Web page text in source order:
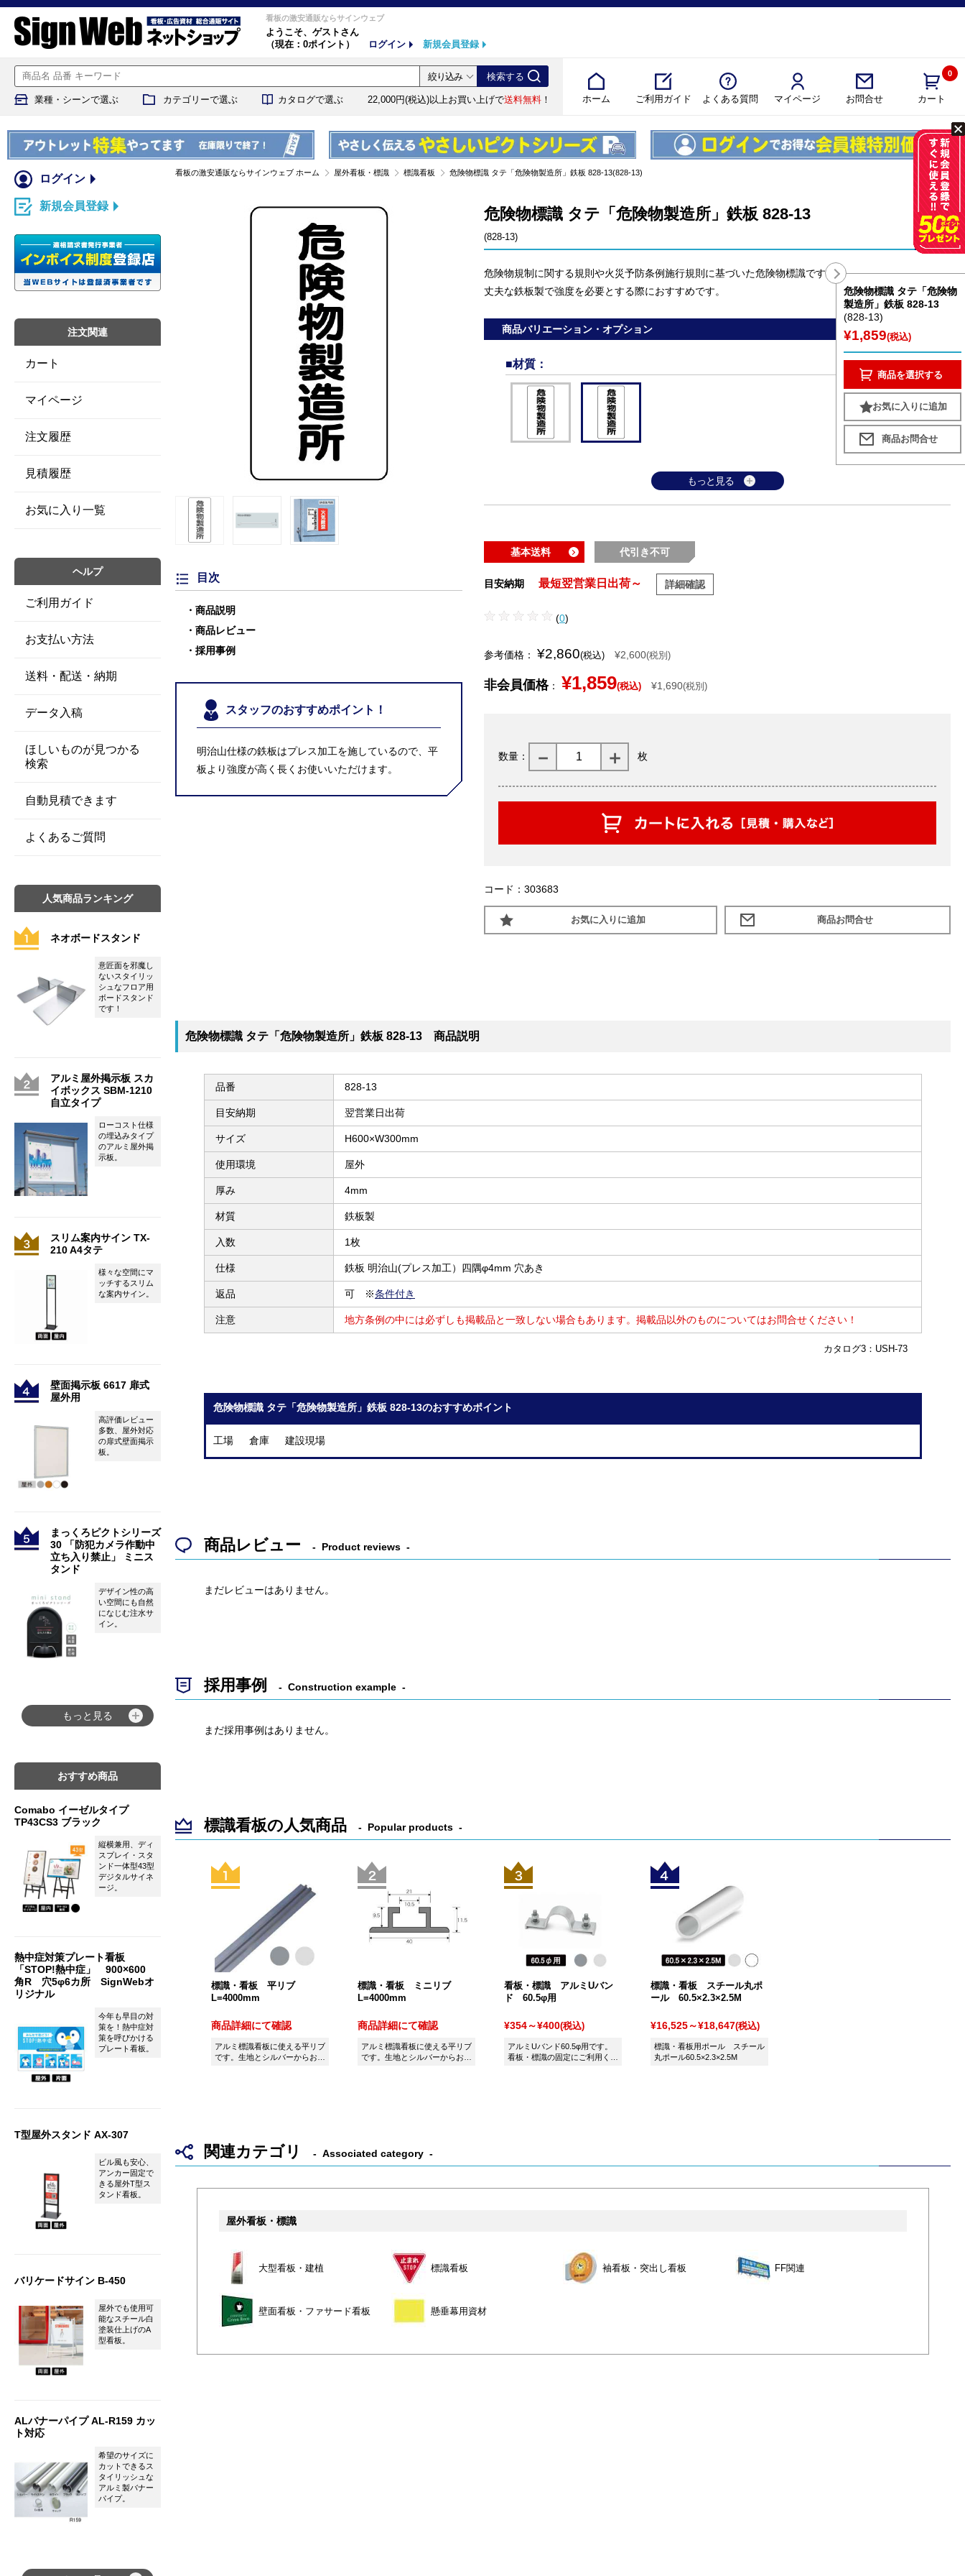
看板の激安通販ならサインウェブ
ようこそ、 ゲストさん
（現在：0ポイント）
ログイン 新規会員登録
ホーム ご利用ガイド よくある質問 マイページ お問合せ カート
0
業種・シーンで選ぶ カテゴリーで選ぶ カタログで選ぶ 22,000円(税込)以上お買い上げで送料無料 ！
看板の激安通販ならサインウェブ ホーム 屋外看板・標識 標識看板 危険物標識 タテ「危険物製造所」鉄板 828-13(828-13)
目次
商品説明
商品レビュー
採用事例
スタッフのおすすめポイント！
明治山仕様の鉄板はプレス加工を施しているので、平
板より強度が高く長くお使いいただけます。
危険物標識 タテ「危険物製造所」鉄板 828-13
(828-13)
危険物規制に関する規則や火災予防条例施行規則に基づいた危険物標識です。
丈夫な鉄板製で強度を必要とする際におすすめです。
商品バリエーション・オプション
■材質 ：
もっと見る
基本送料 代引き不可
目安納期 最短翌営業日出荷～ 詳細確認
(0)
参考価格： ¥2,860(税込) ¥2,600(税別)
非会員価格： ¥1,859(税込) ¥1,690(税別)
数量： 枚
コード：303683
お気に入りに追加
危険物標識 タテ「危険物製造所」鉄板 828-13 商品説明
品番 828-13
目安納期 翌営業日出荷
サイズ H600×W300mm
使用環境 屋外
厚み 4mm
材質 鉄板製
入数 1枚
仕様 鉄板 明治山(プレス加工）四隅φ4mm 穴あき
返品 可 ※条件付き
注意 地方条例の中には必ずしも掲載品と一致しない場合もあります。掲載品以外のものについてはお問合せください！
カタログ3：USH-73
危険物標識 タテ「危険物製造所」鉄板 828-13のおすすめポイント
工場 倉庫 建設現場
危険物標識 タテ「危険物
製造所」鉄板 828-13
(828-13)
¥1,859(税込)
商品を選択する
お気に入りに追加
商品レビュー Product reviews
まだレビューはありません。
採用事例 Construction example
まだ採用事例はありません。
標識看板の人気商品 Popular products
標識・看板 平リブ
L=4000mm
商品詳細にて確認
アルミ標識看板に使える平リブ
です。生地とシルバーからお選
標識・看板 ミニリブ
L=4000mm
商品詳細にて確認
アルミ標識看板に使える平リブ
です。生地とシルバーからお選
看板・標識 アルミUバン
ド 60.5φ用
¥354～¥400(税込)
アルミUバンド60.5φ用です。
看板・標識の固定にご利用くだ
標識・看板 スチール丸ポ
ール 60.5×2.3×2.5M
¥16,525～¥18,647(税込)
標識・看板用ポール スチール
丸ポール60.5×2.3×2.5M
関連カテゴリ Associated category
屋外看板・標識
大型看板・建植 標識看板 袖看板・突出し看板 FF関連
壁面看板・ファサード看板 懸垂幕用資材
ログイン
新規会員登録
注文関連
カート
マイページ
注文履歴
見積履歴
お気に入り一覧
ヘルプ
ご利用ガイド
お支払い方法
送料・配送・納期
データ入稿
ほしいものが見つかる
検索
自動見積できます
よくあるご質問
人気商品ランキング
ネオボードスタンド
意匠面を邪魔し
ないスタイリッ
シュなフロア用
ボードスタンド
です！
アルミ屋外掲示板 スカ
イボックス SBM-1210
自立タイプ
ローコスト仕様
の埋込みタイプ
のアルミ屋外掲
示板。
スリム案内サイン TX-
210 A4タテ
様々な空間にマ
ッチするスリム
な案内サイン。
壁面掲示板 6617 扉式
屋外用
高評価レビュー
多数、屋外対応
の扉式壁面掲示
板。
まっくろピクトシリーズ
30 「防犯カメラ作動中
立ち入り禁止」 ミニス
タンド
デザイン性の高
い空間にも自然
になじむ注水サ
イン。
もっと見る
おすすめ商品
Comabo イーゼルタイプ
TP43CS3 ブラック
縦横兼用、ディ
スプレイ・スタ
ンド一体型43型
デジタルサイネ
ージ。
熱中症対策プレート看板
「STOP!熱中症」 900×600
角R 穴5φ6カ所 SignWebオ
リジナル
今年も早目の対
策を！熱中症対
策を呼びかける
プレート看板。
T型屋外スタンド AX-307
ビル風も安心、
アンカー固定で
きる屋外T型ス
タンド看板。
バリケードサイン B-450
屋外でも使用可
能なスチール白
塗装仕上げのA
型看板。
ALバナーパイプ AL-R159 カッ
ト対応
希望のサイズに
カットできるス
タイリッシュな
アルミ製バナー
パイプ。